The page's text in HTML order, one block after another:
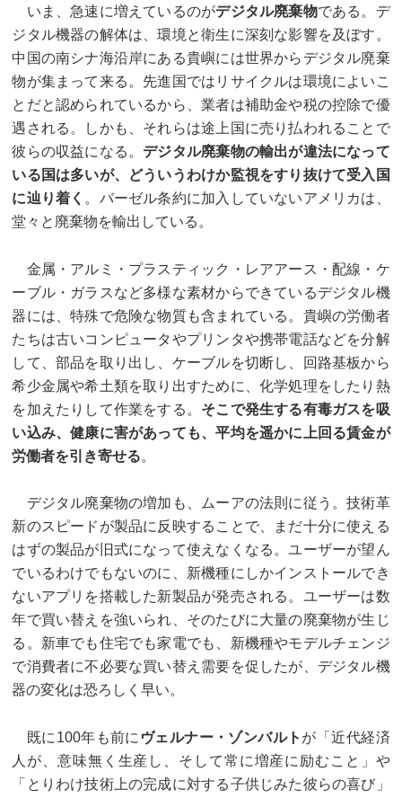
いま、急速に増えているのがデジタル廃棄物である。デ
ジタル機器の解体は、環境と衛生に深刻な影響を及ぼす。
中国の南シナ海沿岸にある貴嶼には世界からデジタル廃棄
物が集まって来る。先進国ではリサイクルは環境によいこ
とだと認められているから、業者は補助金や税の控除で優
遇される。しかも、それらは途上国に売り払われることで
彼らの収益になる。 デジタル廃棄物の輸出が違法になって
いる国は多いが、どういうわけか監視をすり抜けて受入国
に辿り着く 。バーゼル条約に加入していないアメリカは、
堂々と廃棄物を輸出している。
金属・アルミ・プラスティック・レアアース・配線・ケ
ーブル・ガラスなど多様な素材からできているデジタル機
器には、特殊で危険な物質も含まれている。貴嶼の労働者
たちは古いコンピュータやプリンタや携帯電話などを分解
して、部品を取り出し、ケーブルを切断し、回路基板から
希少金属や希土類を取り出すために、化学処理をしたり熱
を加えたりして作業をする。 そこで発生する有毒ガスを吸
い込み、健康に害があっても、平均を遥かに上回る賃金が
労働者を引き寄せる。
デジタル廃棄物の増加も、ムーアの法則に従う。技術革
新のスピードが製品に反映することで、まだ十分に使える
はずの製品が旧式になって使えなくなる。ユーザーが望ん
でいるわけでもないのに、新機種にしかインストールでき
ないアプリを搭載した新製品が発売される。ユーザーは数
年で買い替えを強いられ、そのたびに大量の廃棄物が生じ
る。新車でも住宅でも家電でも、新機種やモデルチェンジ
で消費者に不必要な買い替え需要を促したが、デジタル機
器の変化は恐ろしく早い。
既に100年も前に ヴェルナー・ゾンバルト が「近代経済
人が、意味無く生産し、そして常に増産に励むこと」や
「とりわけ技術上の完成に対する子供じみた彼らの喜び」